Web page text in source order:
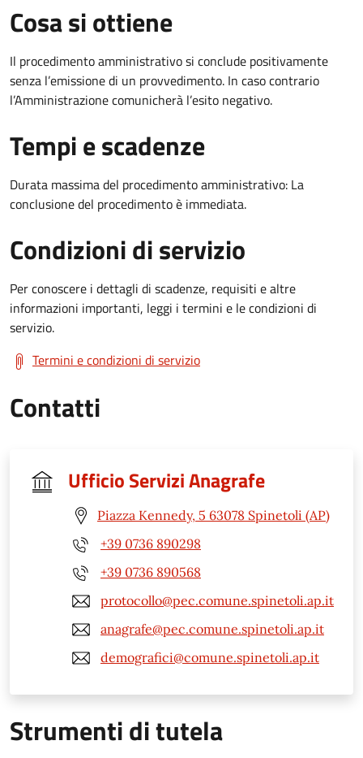
Cosa si ottiene
Il procedimento amministrativo si conclude positivamente
senza l’emissione di un provvedimento. In caso contrario
l’Amministrazione comunicherà l’esito negativo.
Tempi e scadenze
Durata massima del procedimento amministrativo: La
conclusione del procedimento è immediata.
Condizioni di servizio
Per conoscere i dettagli di scadenze, requisiti e altre
informazioni importanti, leggi i termini e le condizioni di
servizio.
Termini e condizioni di servizio
Contatti
Ufficio Servizi Anagrafe
Piazza Kennedy, 5 63078 Spinetoli (AP)
+39 0736 890298
+39 0736 890568
protocollo@pec.comune.spinetoli.ap.it
anagrafe@pec.comune.spinetoli.ap.it
demografici@comune.spinetoli.ap.it
Strumenti di tutela